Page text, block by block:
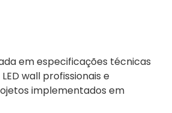
em especificações técnicas
wall profissionais e
implementados em